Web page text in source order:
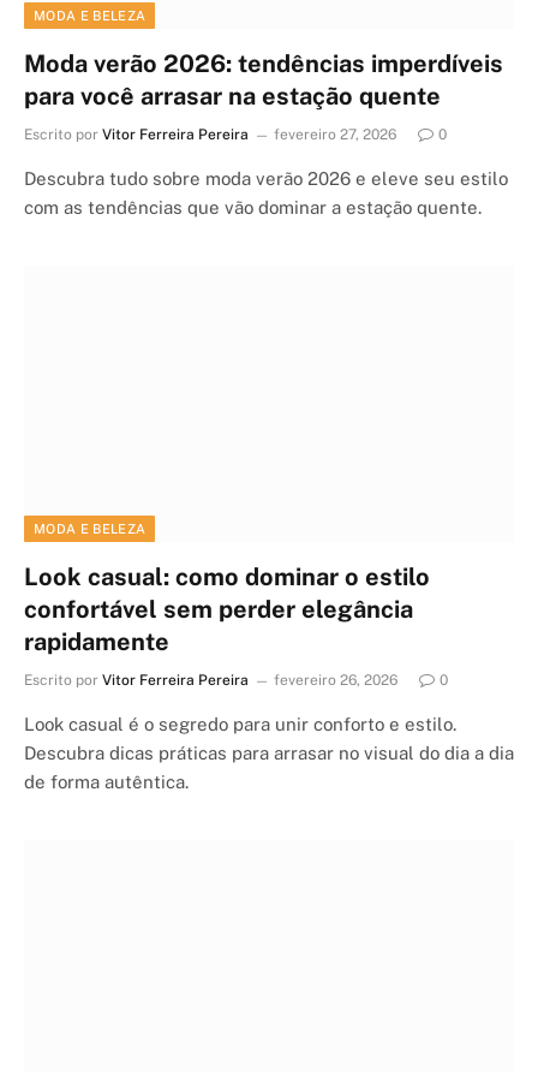
MODA E BELEZA
Moda verão 2026: tendências imperdíveis
para você arrasar na estação quente
Escrito por Vitor Ferreira Pereira fevereiro 27, 2026 0
Descubra tudo sobre moda verão 2026 e eleve seu estilo
com as tendências que vão dominar a estação quente.
MODA E BELEZA
Look casual: como dominar o estilo
confortável sem perder elegância
rapidamente
Escrito por Vitor Ferreira Pereira fevereiro 26, 2026 0
Look casual é o segredo para unir conforto e estilo.
Descubra dicas práticas para arrasar no visual do dia a dia
de forma autêntica.